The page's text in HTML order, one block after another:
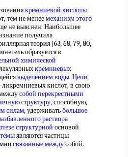
кремниевой кислоты
тем не менеемеханизм этого
не выяснен. Наибольшее
получила
теория [63, 68, 79, 80,
образуется в
химической
кремниевых
выделением воды. Цепи
кислот, в свою
собой перекрестными
структуру, способную,
силам, удерживатьбольшое
раствора
структурной основой
являются частицы
связанные междусобой.